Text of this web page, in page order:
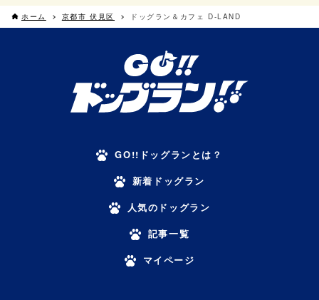
ホーム 京都市 伏見区 ドッグラン＆カフェ D-LAND
GO!!ドッグランとは？
新着ドッグラン
人気のドッグラン
記事一覧
マイページ